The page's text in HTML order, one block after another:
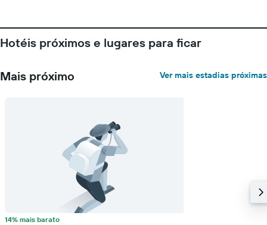
1
eixo
o
Hotéis próximos e lugares para ficar
Mais próximo Ver mais estadias próximas
14% mais barato